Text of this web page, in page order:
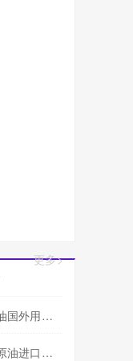
更多>
美原油国外用哪个交易平台(美原油国外用哪个交易平台好)
中国原油进口占世界的多少(中国原油进口占世界的多少比例)